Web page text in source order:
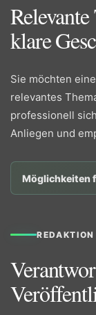
klare
Sie möchten
relevantes
professionell
Anliegen und
Möglichkeiten